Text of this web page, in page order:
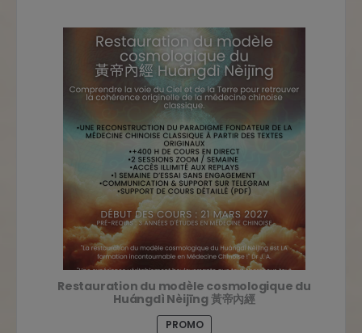
Restauration du modèle cosmologique du
Huángdì Nèijīng 黃帝內經
PROMO